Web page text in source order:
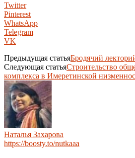
Twitter
Pinterest
WhatsApp
Telegram
VK
Предыдущая статьяБродячий
Следующая статьяСтроительство
комплекса в Имеретинской
Наталья Захарова
https://boosty.to/nutkaaa